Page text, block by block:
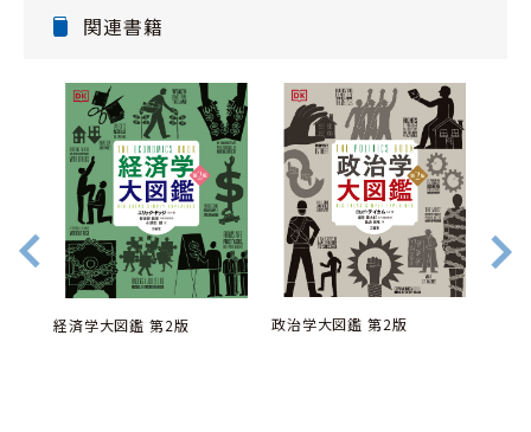
関連書籍
経済学大図鑑 第2版 政治学大図鑑 第2版